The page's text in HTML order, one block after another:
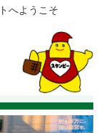
へようこそ